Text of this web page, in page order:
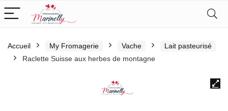
Accueil My Fromagerie Vache
Lait pasteurisé
Raclette Suisse aux herbes de montagne